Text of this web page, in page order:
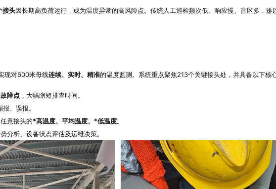
接头因长期高负荷运行，成为温度异常的高风险点。传统人工巡检频次低、响应慢、盲区多，
现对600米母线连续、实时、精准的温度监测。系统重点聚焦213个关键接头处，并具备以下核
障点 ，大幅缩短排查时间。
报、误报。
意接头的*高温度、平均温度、*低温度。
分析、设备状态评估及运维决策。